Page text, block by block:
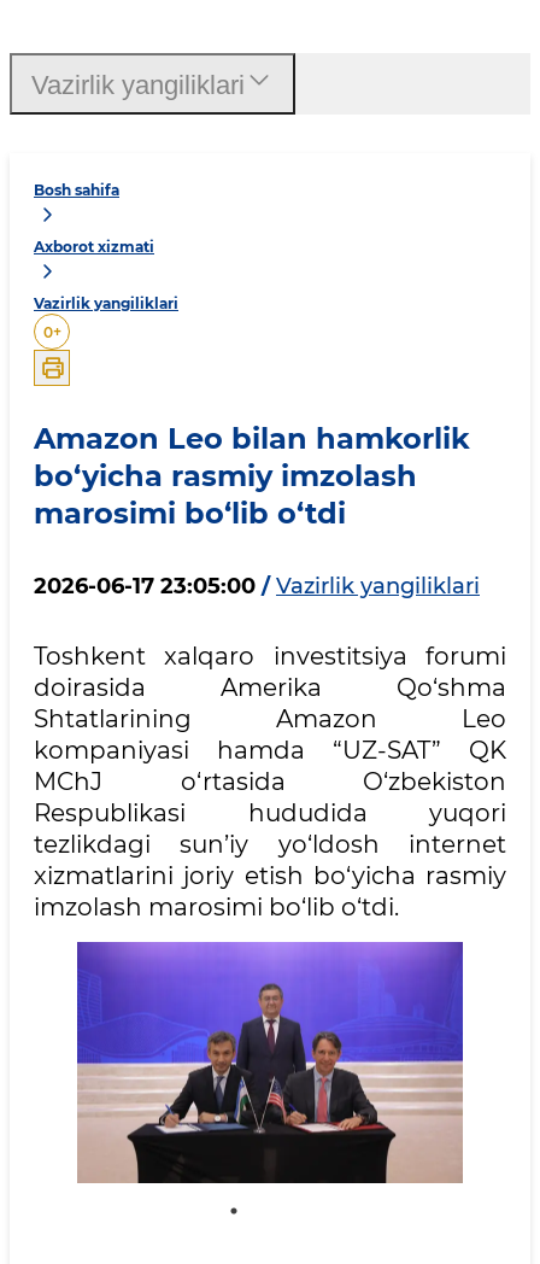
Bosh sahifa
Axborot xizmati
Vazirlik yangiliklari
0+
Amazon Leo bilan hamkorlik
bo‘yicha rasmiy imzolash
marosimi bo‘lib o‘tdi
2026-06-17 23:05:00 / Vazirlik yangiliklari
Toshkent xalqaro investitsiya forumi
doirasida Amerika Qo‘shma
Shtatlarining Amazon Leo
kompaniyasi hamda “UZ-SAT” QK
MChJ o‘rtasida O‘zbekiston
Respublikasi hududida yuqori
tezlikdagi sun’iy yo‘ldosh internet
xizmatlarini joriy etish bo‘yicha rasmiy
imzolash marosimi bo‘lib o‘tdi.
Vazirlik yangiliklari